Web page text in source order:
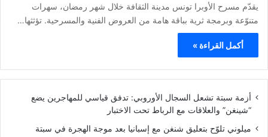
يقدّم مسرح الأوبرا تونس مدينة الثقافة خلال شهر رمضان، سهرات
متنوّعة وبرمجة ثرية بباقة هامة من العروض الفنية والمسرحية. تؤثثها…
أكمل القراءة »
أزمة سبتة تشعل السجال الأوروبي: تدفق قياسي للمهاجرين يضع
“شينغن” والعلاقات مع الرباط تحت الاختبار
ميلوني تلوّح بتعليق شنغن مع إسبانيا بعد موجة الهجرة في سبتة